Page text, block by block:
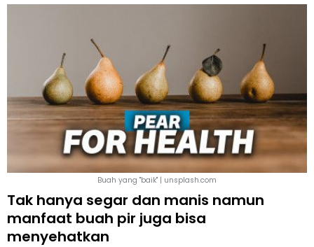
Buah yang "baik" | unsplash.com
Tak hanya segar dan manis namun
manfaat buah pir juga bisa
menyehatkan